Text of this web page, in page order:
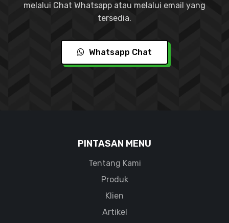
melalui Chat Whatsapp atau melalui email yang
tersedia.
Whatsapp Chat
PINTASAN MENU
Tentang Kami
Produk
Klien
Artikel